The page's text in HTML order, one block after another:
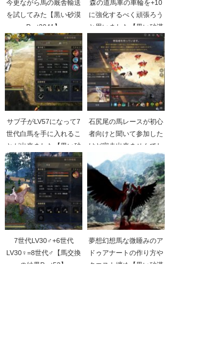
今更ながら馬の厩舎輸送
を試してみた【黒い砂漠
Part2041】
森の道馬車の車輪を+10
に強化するべく頑張ろう
と思いました【黒い砂漠
Part2663】
サブ子がLV57になって7
世代白馬を手に入れるこ
とが出来ました【黒い砂
漠Part1644】
石尻尾の馬レースが初心
者向けと聞いて参加した
けど完走出来ませんでし
た【黒い砂漠Part3454】
7世代LV30♂+6世代
LV30♀=8世代♂【馬交換
の結果Part53】
夢想幻想馬な微睡みのア
ドゥアナートの作り方や
クエスト纏め【黒い砂漠